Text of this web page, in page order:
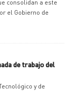
consolidan a este
el Gobierno de
de trabajo del
y de